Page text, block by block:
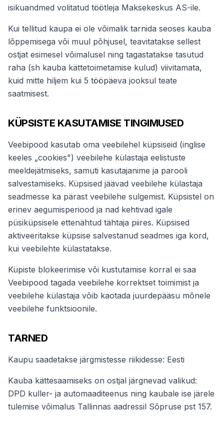
isikuandmed volitatud töötleja Maksekeskus AS-ile.
Kui tellitud kaupa ei ole võimalik tarnida seoses kauba
lõppemisega või muul põhjusel, teavitatakse sellest
ostjat esimesel võimalusel ning tagastatakse tasutud
raha (sh kauba kättetoimetamise kulud) viivitamata,
kuid mitte hiljem kui 5 tööpäeva jooksul teate
saatmisest.
KÜPSISTE KASUTAMISE TINGIMUSED
Veebipood kasutab oma veebilehel küpsiseid (inglise
keeles „cookies") veebilehe külastaja eelistuste
meeldejätmiseks, samuti kasutajanime ja parooli
salvestamiseks. Küpsised jäävad veebilehe külastaja
seadmesse ka pärast veebilehe sulgemist. Küpsistel on
erinev aegumisperiood ja nad kehtivad igale
püsiküpsisele ettenähtud tähtaja piires. Küpsised
aktiveeritakse küpsise salvestanud seadmes iga kord,
kui veebilehte külastatakse.
Küpiste blokeerimise või kustutamise korral ei saa
Veebipood tagada veebilehe korrektset toimimist ja
veebilehe külastaja võib kaotada juurdepääsu mõnele
veebilehe funktsioonile.
TARNED
Kaupu saadetakse järgmistesse riikidesse: Eesti
Kauba kättesaamiseks on ostjal järgnevad valikud:
DPD kuller- ja automaaditeenus ning kaubale ise järele
tulemise võimalus Tallinnas aadressil Sõpruse pst 157.